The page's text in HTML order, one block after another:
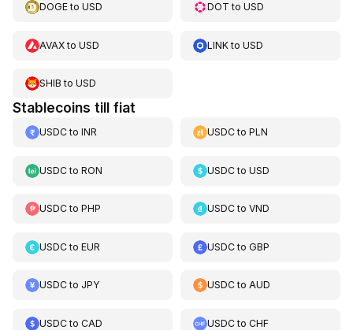
DOGEto USD DOT toUSD
AVAXto USD LINKtoUSD
SHIB to USD
Stablecoins till fiat
USDCto INR USDCtoPLN
USDCto RON USDCtoUSD
USDCto PHP USDCtoVND
USDCto EUR USDCtoGBP
USDCto JPY USDCtoAUD
USDCto CAD USDCtoCHF